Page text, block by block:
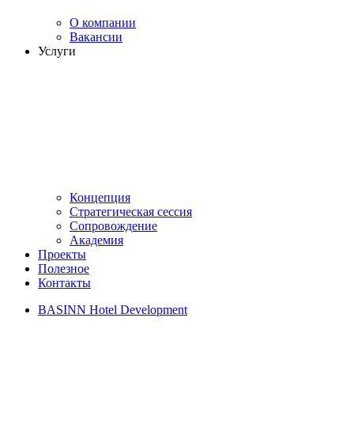
О компании
Вакансии
Услуги
Концепция
Стратегическая сессия
Сопровождение
Академия
Проекты
Полезное
Контакты
BASINN Hotel Development